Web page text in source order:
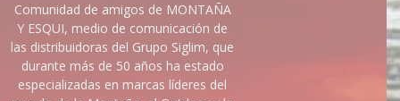
Comunidad de amigos de MONTAÑA
Y ESQUI, medio de comunicación de
las distribuidoras del Grupo Siglim, que
durante más de 50 años ha estado
especializadas en marcas líderes del